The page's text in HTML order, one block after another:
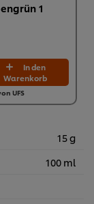
1
In den
Warenkorb
UFS
15 g
100 ml